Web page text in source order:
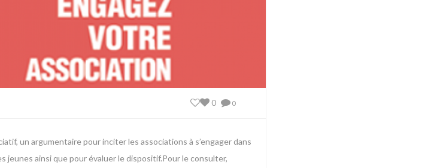
0
0
un argumentaire pour inciter les associations à s’engager dans
jeunes ainsi que pour évaluer le dispositif.Pour le consulter,